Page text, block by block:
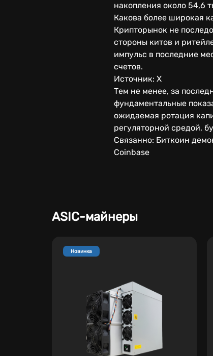
накопления около 54,6
Какова более широкая
Крипторынок не
стороны китов и
импульс в последние
счетов.
Источник: Х
Тем не менее, за
фундаментальные
ожидаемая ротация
регуляторной средой,
Связанно: Биткоин
Coinbase
ASIC-майнеры
Новинка